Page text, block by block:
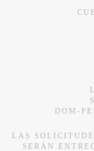
DOM-
LAS
SERÁN